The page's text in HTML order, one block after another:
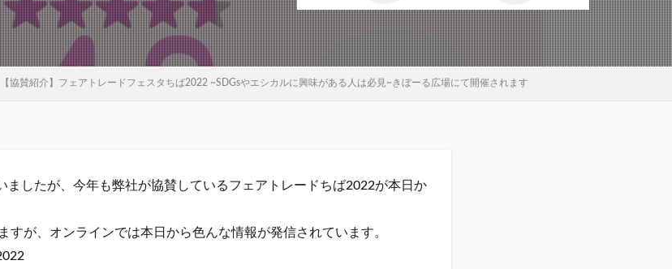
【協賛紹介】フェアトレードフェスタちば2022 ~SDGsやエシカルに興味がある人は必見~きぼーる広場にて開催されます
ましたが、今年も弊社が協賛しているフェアトレードちば2022が本日か
すが、オンラインでは本日から色んな情報が発信されています。